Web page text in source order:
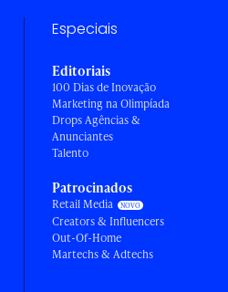
Especiais
Editoriais
100 Dias de Inovação
Marketing na Olimpíada
Drops Agências &
Anunciantes
Talento
Patrocinados
Retail Media
Creators & Influencers
Out-Of-Home
Martechs & Adtechs